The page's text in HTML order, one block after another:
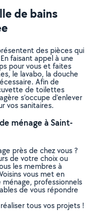
de bains
des pièces qui
faisant appel à une
pour vous et faites
le lavabo, la douche
Afin de
de toilettes
s’occupe d’enlever
vos sanitaires.
ménage à Saint-
près de chez vous ?
de votre choix ou
les membres à
vous met en
professionnels
de vous répondre
tous vos projets !